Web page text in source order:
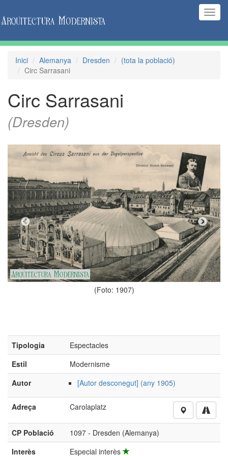
Inici Alemanya Dresden
(tota la població)
Circ Sarrasani
Circ Sarrasani
(Dresden)
(Foto: 1907)
Tipologia
Espectacles
Estil
Modernisme
Autor
[Autor desconegut] (any 1905)
Adreça Carolaplatz
CP Població
1097 - Dresden (Alemanya)
Interès
Especial interès